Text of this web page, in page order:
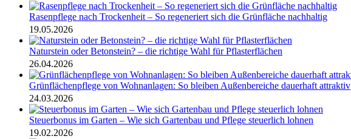
Rasenpflege nach Trockenheit – So regeneriert sich die Grünfläche nachhaltig
19.05.2026
Naturstein oder Betonstein? – die richtige Wahl für Pflasterflächen
26.04.2026
Grünflächenpflege von Wohnanlagen: So bleiben Außenbereiche dauerhaft attraktiv
24.03.2026
Steuerbonus im Garten – Wie sich Gartenbau und Pflege steuerlich lohnen
19.02.2026